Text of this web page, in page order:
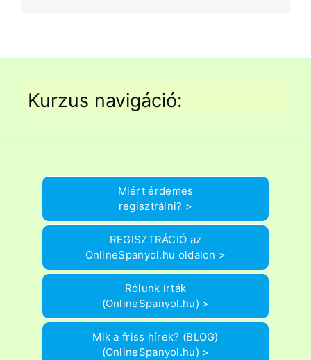
Kurzus navigáció:
Miért érdemes
regisztrálni? >
REGISZTRÁCIÓ az
OnlineSpanyol.hu oldalon >
Rólunk írták
(OnlineSpanyol.hu) >
Mik a friss hírek? (BLOG)
(OnlineSpanyol.hu) >